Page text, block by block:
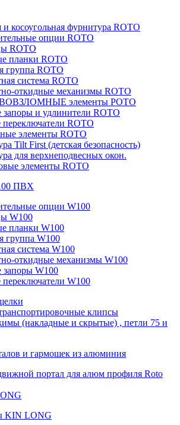
и косоугольная фурнитура ROTO
опции ROTO
ROTO
планки ROTO
группа ROTO
система ROTO
откидные механизмы ROTO
элементы РОТО
запоры и удлинители ROTO
переключатели ROTO
элементы ROTO
Tilt First (детская безопасность)
для верхнеподвесных окон.
элементы ROTO
ПВХ
опции W100
W100
планки W100
группа W100
система W100
откидные механизмы W100
запоры W100
переключатели W100
клипсы
(накладные и скрытые) , петли 75 и
и гармошек из алюминия
портал для алюм профиля Roto
KIN LONG